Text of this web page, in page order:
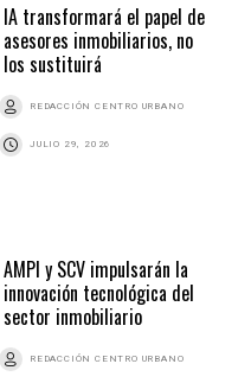
IA transformará el papel de
asesores inmobiliarios, no
los sustituirá
REDACCIÓN CENTRO URBANO
JULIO 29, 2026
AMPI y SCV impulsarán la
innovación tecnológica del
sector inmobiliario
REDACCIÓN CENTRO URBANO